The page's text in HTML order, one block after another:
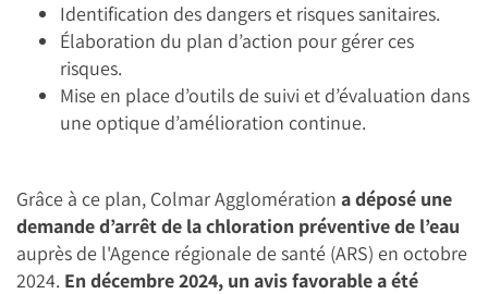
Identification des dangers et risques sanitaires.
Élaboration du plan d’action pour gérer ces
risques.
Mise en place d’outils de suivi et d’évaluation dans
une optique d’amélioration continue.
Grâce à ce plan, Colmar Agglomération a déposé une
demande d’arrêt de la chloration préventive de l’eau
auprès de l'Agence régionale de santé (ARS) en octobre
2024. En décembre 2024, un avis favorable a été